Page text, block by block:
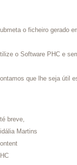
o ficheiro gerado
o Software PHC e
que lhe seja útil
breve,
Martins